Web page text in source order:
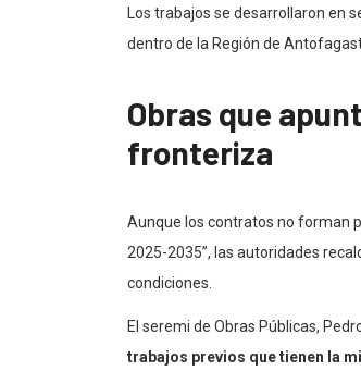
Los trabajos se desarrollaron en
dentro de la Región de
Obras que
fronteriza
Aunque los contratos no forman
2025-2035”, las autoridades
condiciones.
El seremi de Obras Públicas,
trabajos previos que tienen la